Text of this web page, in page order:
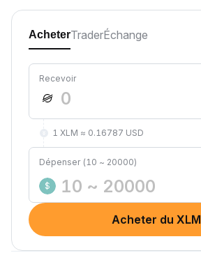
AcheterTraderÉchange
Recevoir
1 XLM ≈ 0.16787 USD
Dépenser (10 ~ 20000)
$
Acheter du XLM